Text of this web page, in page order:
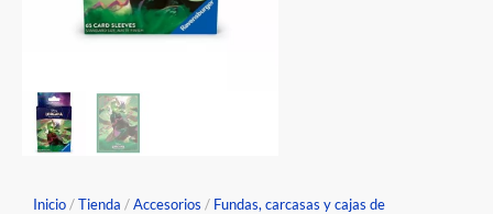
Inicio/Tienda /Accesorios / Fundas, carcasas y cajas de